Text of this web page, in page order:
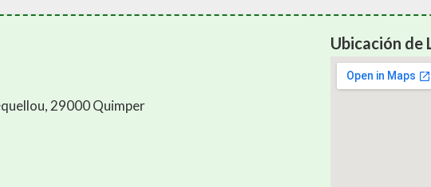
29000 Quimper
Ubicación de